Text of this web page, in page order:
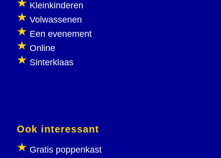
Kleinkinderen
Volwassenen
Een evenement
Online
Sinterklaas
Ook interessant
Gratis poppenkast